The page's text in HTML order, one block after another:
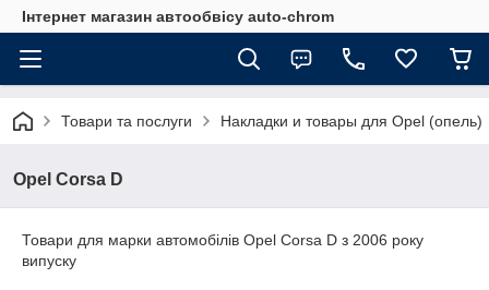
Інтернет магазин автообвісу auto-chrom
Товари та послуги Накладки и товары для Opel (опель)
Opel Corsa D
Товари для марки автомобілів Opel Corsa D з 2006 року
випуску